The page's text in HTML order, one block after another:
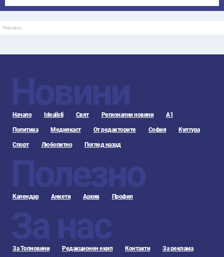
Реклама
Новини
Начало Idealisti Свят Регионални новини А1
Политика Медиякаст От редакторите София Култура
Спорт Любопитно Поглед назад
Полезно
Календар Анкети Архив Профил
За нас
За Топновини Редакционен екип Контакти За реклама